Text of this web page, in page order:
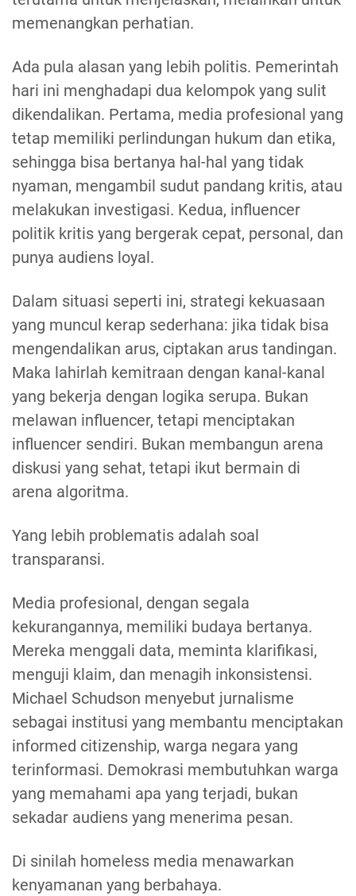
memenangkan perhatian.
Ada pula alasan yang lebih politis. Pemerintah
hari ini menghadapi dua kelompok yang sulit
dikendalikan. Pertama, media profesional yang
tetap memiliki perlindungan hukum dan etika,
sehingga bisa bertanya hal-hal yang tidak
nyaman, mengambil sudut pandang kritis, atau
melakukan investigasi. Kedua, influencer
politik kritis yang bergerak cepat, personal, dan
punya audiens loyal.
Dalam situasi seperti ini, strategi kekuasaan
yang muncul kerap sederhana: jika tidak bisa
mengendalikan arus, ciptakan arus tandingan.
Maka lahirlah kemitraan dengan kanal-kanal
yang bekerja dengan logika serupa. Bukan
melawan influencer, tetapi menciptakan
influencer sendiri. Bukan membangun arena
diskusi yang sehat, tetapi ikut bermain di
arena algoritma.
Yang lebih problematis adalah soal
transparansi.
Media profesional, dengan segala
kekurangannya, memiliki budaya bertanya.
Mereka menggali data, meminta klarifikasi,
menguji klaim, dan menagih inkonsistensi.
Michael Schudson menyebut jurnalisme
sebagai institusi yang membantu menciptakan
informed citizenship, warga negara yang
terinformasi. Demokrasi membutuhkan warga
yang memahami apa yang terjadi, bukan
sekadar audiens yang menerima pesan.
Di sinilah homeless media menawarkan
kenyamanan yang berbahaya.